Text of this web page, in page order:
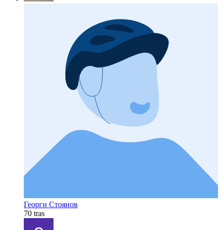
Георги Стоянов
70 tras